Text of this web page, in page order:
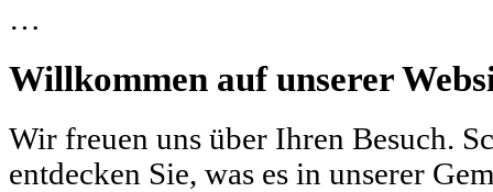
…
Willkommen auf unserer
Wir freuen uns über Ihren Besuch.
entdecken Sie, was es in unserer